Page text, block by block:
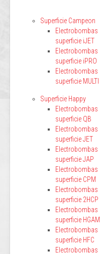
Superficie Campeon
Electrobombas
superficie iJET
Electrobombas
superficie iPRO
Electrobombas
superficie MULTI
Superficie Happy
Electrobombas
superficie QB
Electrobombas
superficie JET
Electrobombas
superficie JAP
Electrobombas
superficie CPM
Electrobombas
superficie 2HCP
Electrobombas
superficie HGAM
Electrobombas
superficie HFC
Electrobombas